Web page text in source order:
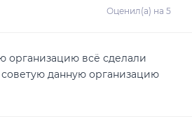
Оценил(а) на 5
организацию всё сделали
данную организацию